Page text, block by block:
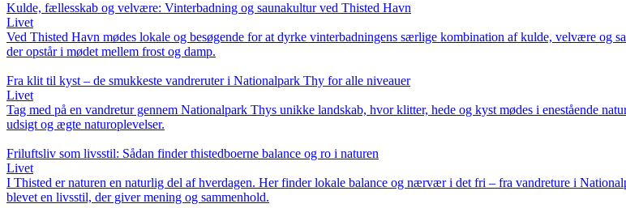
Kulde, fællesskab og velvære: Vinterbadning og saunakultur ved Thisted Havn
Livet
Ved Thisted Havn mødes lokale og besøgende for at dyrke vinterbadningens særlige kombination af kulde, velvære og
der opstår i mødet mellem frost og damp.
Fra klit til kyst – de smukkeste vandreruter i Nationalpark Thy for alle niveauer
Livet
Tag med på en vandretur gennem Nationalpark Thys unikke landskab, hvor klitter, hede og kyst mødes i enestående
udsigt og ægte naturoplevelser.
Friluftsliv som livsstil: Sådan finder thistedboerne balance og ro i naturen
Livet
I Thisted er naturen en naturlig del af hverdagen. Her finder lokale balance og nærvær i det fri – fra vandreture i
blevet en livsstil, der giver mening og sammenhold.